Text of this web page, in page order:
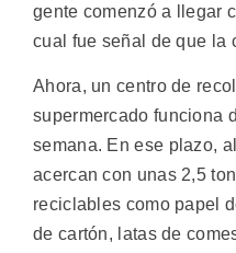
gente comenzó a llegar
cual fue señal de que la
Ahora, un centro de
supermercado funciona
semana. En ese plazo,
acercan con unas 2,5
reciclables como papel
de cartón, latas de